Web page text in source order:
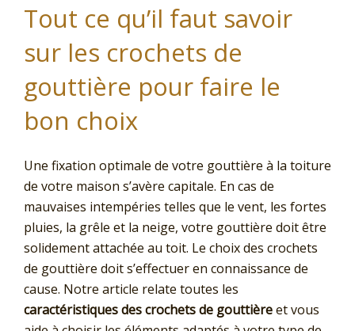
Tout ce qu’il faut savoir
sur les crochets de
gouttière pour faire le
bon choix
Une fixation optimale de votre gouttière à la toiture
de votre maison s’avère capitale. En cas de
mauvaises intempéries telles que le vent, les fortes
pluies, la grêle et la neige, votre gouttière doit être
solidement attachée au toit. Le choix des crochets
de gouttière doit s’effectuer en connaissance de
cause. Notre article relate toutes les
caractéristiques des crochets de gouttièreet vous